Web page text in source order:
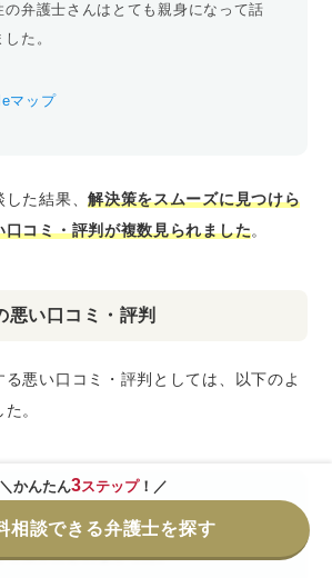
の弁護士さんはとても親身になって話
た。
マップ
した結果、解決策をスムーズに見つけら
口コミ・評判が複数見られました。
悪い口コミ・評判
悪い口コミ・評判としては、以下のよ
。
したが、内容が弁護士とのトラブルだ
で相手にされなかった。
＼かんたん3ステップ！／
相談できる弁護士を探す